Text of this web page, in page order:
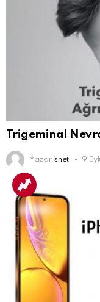
Trigeminal
Yazar isnet 9